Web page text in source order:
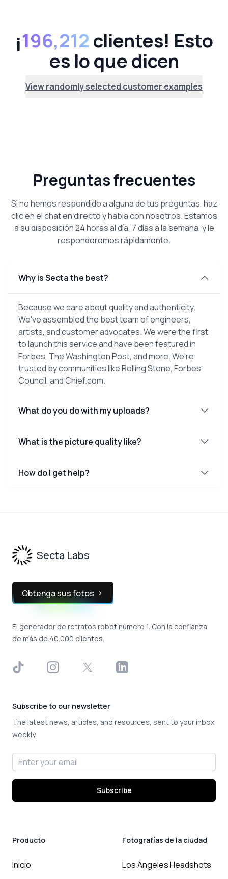
¡196,212 clientes! Esto
es lo que dicen
View randomly selected customer examples
Preguntas frecuentes
Si no hemos respondido a alguna de tus preguntas, haz
clic en el chat en directo y habla con nosotros. Estamos
a su disposición 24 horas al día, 7 días a la semana, y le
responderemos rápidamente.
Why is Secta the best?
Because we care about quality and authenticity.
We've assembled the best team of engineers,
artists, and customer advocates. We were the first
to launch this service and have been featured in
Forbes, The Washington Post, and more. We're
trusted by communities like Rolling Stone, Forbes
Council, and Chief.com.
What do you do with my uploads?
What is the picture quality like?
How do I get help?
Secta Labs
Obtenga sus fotos
El generador de retratos robot número 1. Con la confianza
de más de 40.000 clientes.
TikTok InstagramX LinkedIn
Subscribe to our newsletter
The latest news, articles, and resources, sent to your inbox
weekly.
Email address
Subscribe
Producto
Inicio
Fotografías de la ciudad
Los Angeles Headshots